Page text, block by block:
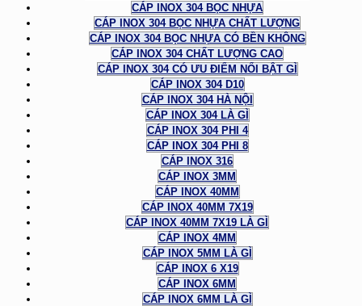
CÁP INOX 304 BỌC NHỰA
CÁP INOX 304 BỌC NHỰA CHẤT LƯỢNG
CÁP INOX 304 BỌC NHỰA CÓ BỀN KHÔNG
CÁP INOX 304 CHẤT LƯỢNG CAO
CÁP INOX 304 CÓ ƯU ĐIỂM NỔI BẬT GÌ
CÁP INOX 304 D10
CÁP INOX 304 HÀ NỘI
CÁP INOX 304 LÀ GÌ
CÁP INOX 304 PHI 4
CÁP INOX 304 PHI 8
CÁP INOX 316
CÁP INOX 3MM
CÁP INOX 40MM
CÁP INOX 40MM 7X19
CÁP INOX 40MM 7X19 LÀ GÌ
CÁP INOX 4MM
CÁP INOX 5MM LÀ GÌ
CÁP INOX 6 X19
CÁP INOX 6MM
CÁP INOX 6MM LÀ GÌ